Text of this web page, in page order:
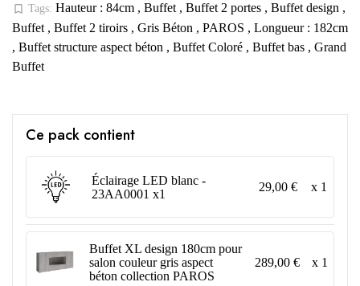
bookmark_border Tags: Hauteur : 84cm , Buffet , Buffet 2 portes , Buffet design ,
Buffet , Buffet 2 tiroirs , Gris Béton , PAROS , Longueur : 182cm
, Buffet structure aspect béton , Buffet Coloré , Buffet bas , Grand
Buffet
Ce pack contient
Éclairage LED blanc -
23AA0001 x1
29,00 € x 1
Buffet XL design 180cm pour
salon couleur gris aspect
béton collection PAROS
289,00 € x 1